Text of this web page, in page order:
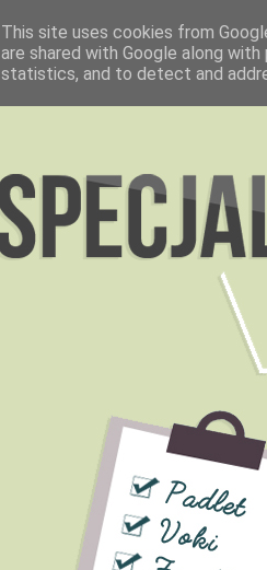
This site uses cookies from
are shared with Google along
statistics, and to detect and